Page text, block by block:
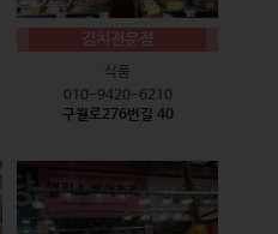
김치전문점
식품
010-9420-6210
구월로276번길 40